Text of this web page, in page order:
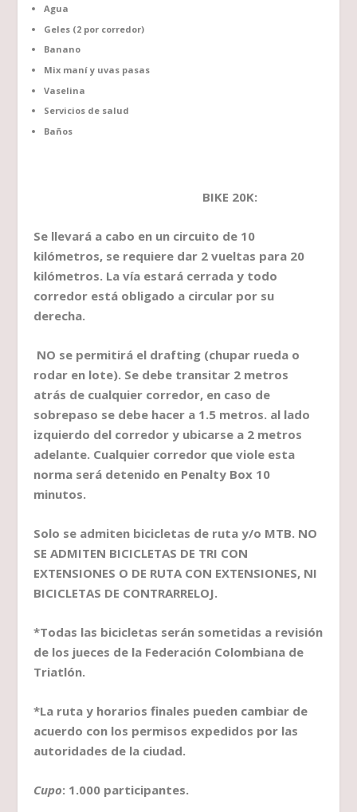
Agua
Geles (2 por corredor)
Banano
Mix maní y uvas pasas
Vaselina
Servicios de salud
Baños
BIKE 20K:
Se llevará a cabo en un circuito de 10
kilómetros, se requiere dar 2 vueltas para 20
kilómetros. La vía estará cerrada y todo
corredor está obligado a circular por su
derecha.
NO se permitirá el drafting (chupar rueda o
rodar en lote). Se debe transitar 2 metros
atrás de cualquier corredor, en caso de
sobrepaso se debe hacer a 1.5 metros. al lado
izquierdo del corredor y ubicarse a 2 metros
adelante. Cualquier corredor que viole esta
norma será detenido en Penalty Box 10
minutos.
Solo se admiten bicicletas de ruta y/o MTB. NO
SE ADMITEN BICICLETAS DE TRI CON
EXTENSIONES O DE RUTA CON EXTENSIONES, NI
BICICLETAS DE CONTRARRELOJ.
*Todas las bicicletas serán sometidas a revisión
de los jueces de la Federación Colombiana de
Triatlón.
*La ruta y horarios finales pueden cambiar de
acuerdo con los permisos expedidos por las
autoridades de la ciudad.
Cupo: 1.000 participantes.